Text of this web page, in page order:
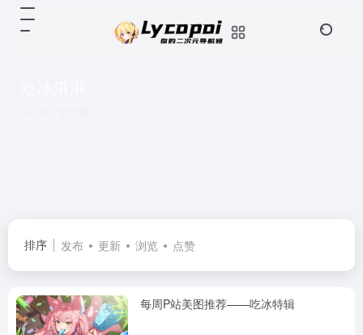
排序 发布 更新 浏览 点赞
每周P站美图推荐——吃冰特辑